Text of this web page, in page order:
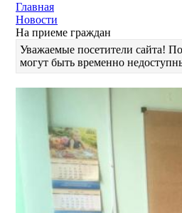
Главная
Новости
На приеме граждан
Уважаемые посетители сайта!
могут быть временно